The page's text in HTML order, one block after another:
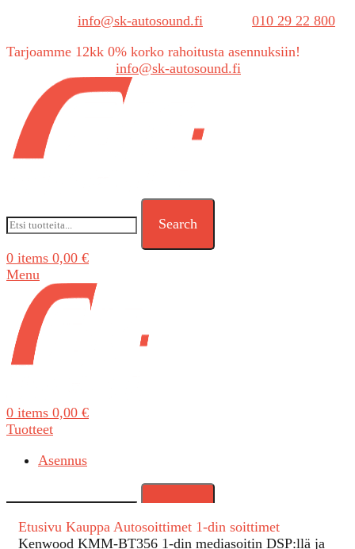
info@sk-autosound.fi
010 29 22 800
Tarjoamme 12kk 0% korko rahoitusta asennuksiin!
info@sk-autosound.fi
Search
0 items 0,00 €
Menu
0 items 0,00 €
Tuotteet
Asennus
Etusivu Kauppa Autosoittimet 1-din soittimet
Kenwood KMM-BT356 1-din mediasoitin DSP:llä ja